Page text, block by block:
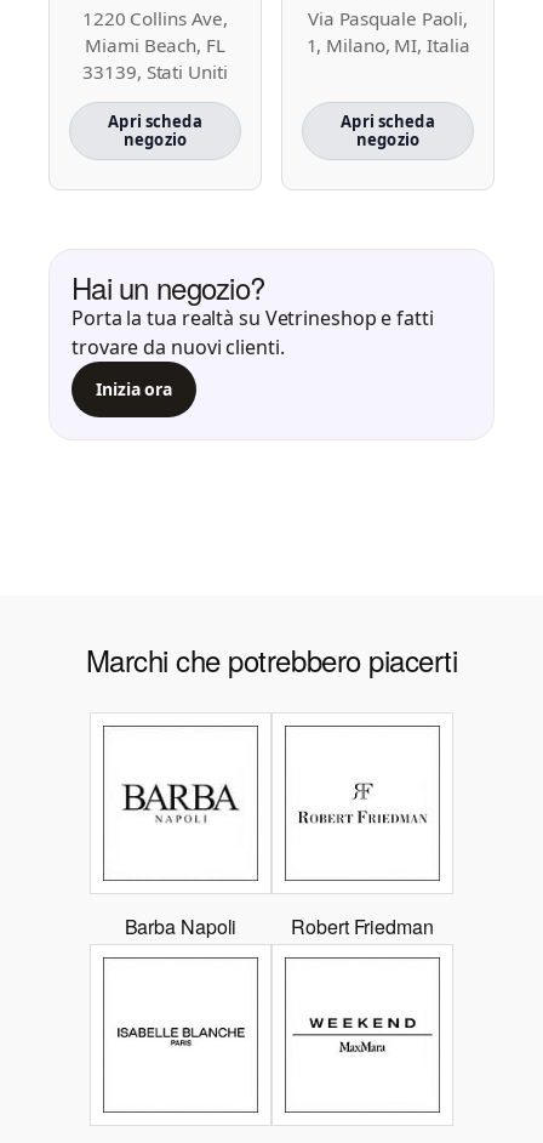
1220 Collins Ave,
Miami Beach, FL
33139, Stati Uniti
Apri scheda
negozio
Via Pasquale Paoli,
1, Milano, MI, Italia
Apri scheda
negozio
Hai un negozio?
Porta la tua realtà su Vetrineshop e fatti
trovare da nuovi clienti.
Inizia ora
Marchi che potrebbero piacerti
Barba Napoli Robert Friedman